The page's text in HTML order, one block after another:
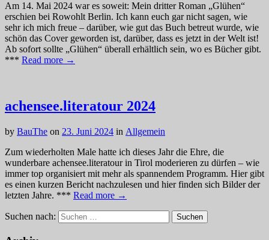
Am 14. Mai 2024 war es soweit: Mein dritter Roman „Glühen“
erschien bei Rowohlt Berlin. Ich kann euch gar nicht sagen, wie
sehr ich mich freue – darüber, wie gut das Buch betreut wurde, wie
schön das Cover geworden ist, darüber, dass es jetzt in der Welt ist!
Ab sofort sollte „Glühen“ überall erhältlich sein, wo es Bücher gibt.
*** Read more →
achensee.literatour 2024
by BauThe on 23. Juni 2024 in Allgemein
Zum wiederholten Male hatte ich dieses Jahr die Ehre, die
wunderbare achensee.literatour in Tirol moderieren zu dürfen – wie
immer top organisiert mit mehr als spannendem Programm. Hier gibt
es einen kurzen Bericht nachzulesen und hier finden sich Bilder der
letzten Jahre. *** Read more →
Suchen nach: